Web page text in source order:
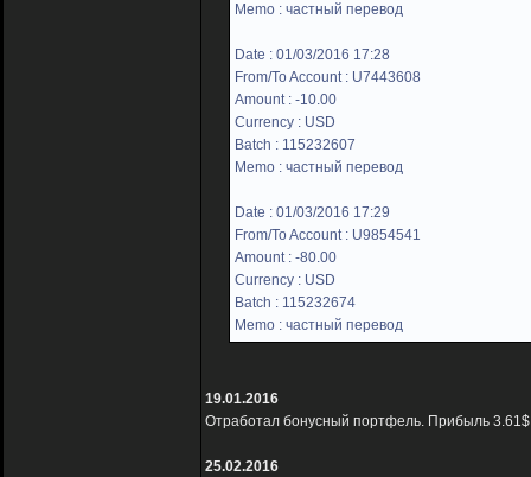
Memo : частный перевод
Date : 01/03/2016 17:28
From/To Account : U7443608
Amount : -10.00
Currency : USD
Batch : 115232607
Memo : частный перевод
Date : 01/03/2016 17:29
From/To Account : U9854541
Amount : -80.00
Currency : USD
Batch : 115232674
Memo : частный перевод
19.01.2016
Отработал бонусный портфель. Прибыль
25.02.2016